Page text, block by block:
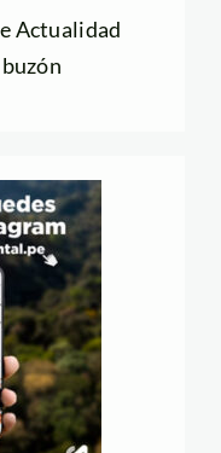
Actualidad